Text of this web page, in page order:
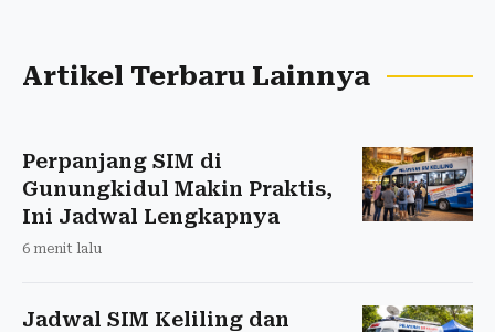
Artikel Terbaru Lainnya
Perpanjang SIM di
Gunungkidul Makin Praktis,
Ini Jadwal Lengkapnya
6 menit lalu
Jadwal SIM Keliling dan